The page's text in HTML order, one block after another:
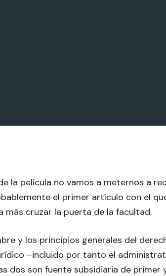
la película no vamos a meternos a
el primer artículo con el
más cruzar la puerta de la facultad.
y los principios generales del
–incluido por tanto el
dos son fuente subsidiaria de primer